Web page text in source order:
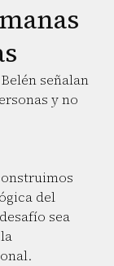
señalan
y no
del
sea